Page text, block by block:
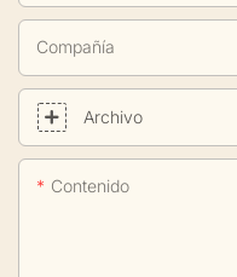
Compañía
Archivo
Contenido